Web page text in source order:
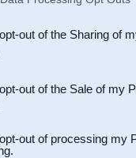
Participants
out of the Sharing of
out of the Sale of my
out of processing my